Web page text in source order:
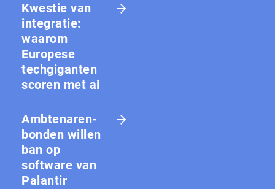
Kwestie van
integratie:
waarom
Europese
techgiganten
scoren met ai
Amb­te­na­ren­
bon­den willen
ban op
software van
Palantir